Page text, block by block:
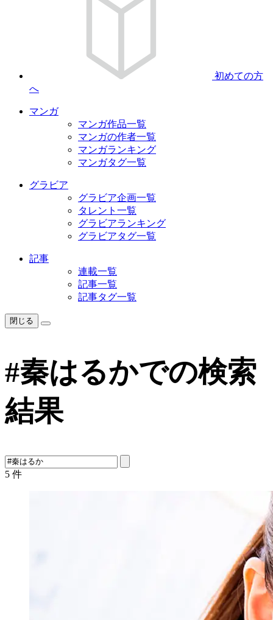
初めての方
へ
マンガ
マンガ作品一覧
マンガの作者一覧
マンガランキング
マンガタグ一覧
グラビア
グラビア企画一覧
タレント一覧
グラビアランキング
グラビアタグ一覧
記事
連載一覧
記事一覧
記事タグ一覧
閉じる
#秦はるかでの検索
結果
5 件